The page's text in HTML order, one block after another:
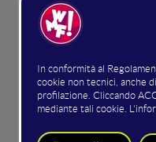
All'interno del
L'accesso allo stage è
Powered by